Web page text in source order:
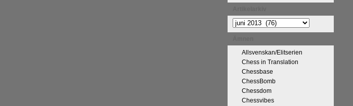
Artikelarkiv
Allsvenskan/Elitserien
Chess in Translation
Chessbase
ChessBomb
Chessdom
Chessvibes